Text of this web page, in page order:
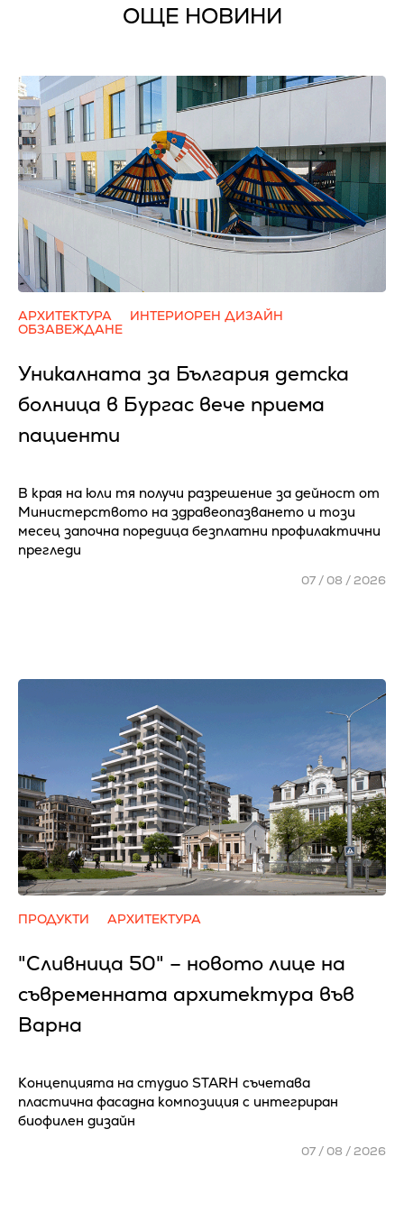
ОЩЕ НОВИНИ
АРХИТЕКТУРА
ИНТЕРИОРЕН ДИЗАЙН
ОБЗАВЕЖДАНЕ
Уникалната за България детска
болница в Бургас вече приема
пациенти
В края на юли тя получи разрешение за дейност от
Министерството на здравеопазването и този
месец започна поредица безплатни профилактични
прегледи
07 / 08 / 2026
ПРОДУКТИ АРХИТЕКТУРА
"Сливница 50" – новото лице на
съвременната архитектура във
Варна
Концепцията на студио STARH съчетава
пластична фасадна композиция с интегриран
биофилен дизайн
07 / 08 / 2026